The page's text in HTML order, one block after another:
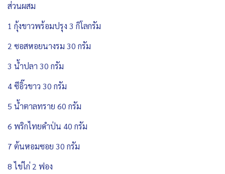
ส่วนผสม
1 กุ้งขาวพร้อมปรุง 3 กิโลกรัม
2 ซอสหอยนางรม 30 กรัม
3 น้ำปลา 30 กรัม
4 ซีอิ๊วขาว 30 กรัม
5 น้ำตาลทราย 60 กรัม
6 พริกไทยดำป่น 40 กรัม
7 ต้นหอมซอย 30 กรัม
8 ไข่ไก่ 2 ฟอง